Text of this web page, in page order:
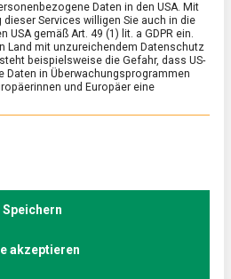
/FEATURED
Onigiri
Stulle
Die gefüllten
haben die Kühlregale
hat deren Produktion im …
Daten in den USA. Mit
dieser Services willigen Sie auch in die
USA gemäß Art. 49 (1) lit. a GDPR ein.
Land mit unzureichendem Datenschutz
beispielsweise die Gefahr, dass US-
Daten in Überwachungsprogrammen
und Europäer eine
Gruppen, für die eine
Speichern
akzeptieren